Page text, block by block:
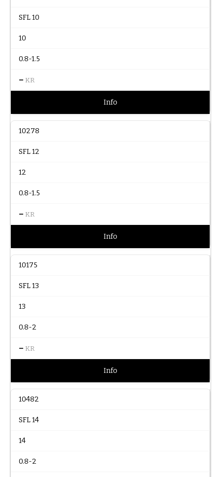
SFL 10
10
0.8-1.5
– KR
Info
10278
SFL 12
12
0.8-1.5
– KR
Info
10175
SFL 13
13
0.8-2
– KR
Info
10482
SFL 14
14
0.8-2